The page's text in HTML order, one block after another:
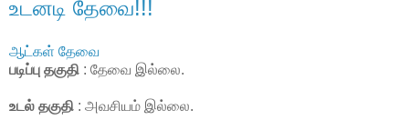
உடனடி தேவை!!!
ஆட்கள் தேவை
படிப்பு தகுதி : தேவை இல்லை.
உடல் தகுதி : அவசியம் இல்லை.